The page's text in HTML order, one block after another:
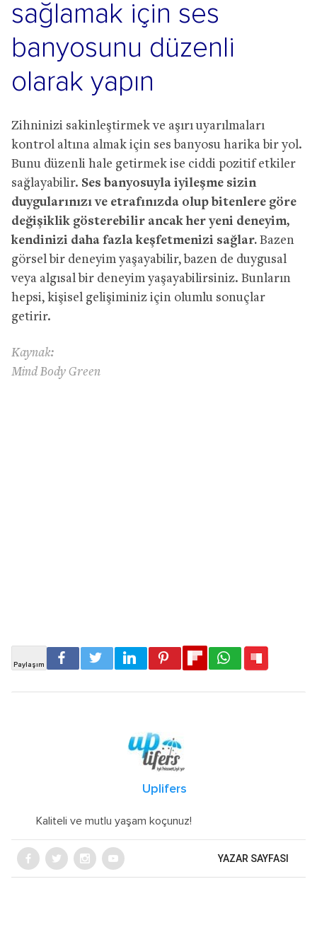
sağlamak için ses
banyosunu düzenli
olarak yapın
Zihninizi sakinleştirmek ve aşırı uyarılmaları
kontrol altına almak için ses banyosu harika bir yol.
Bunu düzenli hale getirmek ise ciddi pozitif etkiler
sağlayabilir. Ses banyosuyla iyileşme sizin
duygularınızı ve etrafınızda olup bitenlere göre
değişiklik gösterebilir ancak her yeni deneyim,
kendinizi daha fazla keşfetmenizi sağlar. Bazen
görsel bir deneyim yaşayabilir, bazen de duygusal
veya algısal bir deneyim yaşayabilirsiniz. Bunların
hepsi, kişisel gelişiminiz için olumlu sonuçlar
getirir.
Kaynak:
Mind Body Green
Uplifers
Kaliteli ve mutlu yaşam koçunuz!
YAZAR SAYFASI